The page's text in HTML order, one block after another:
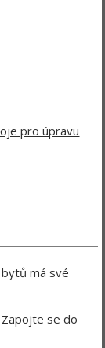
pro úpravu
má své
Zapojte se do